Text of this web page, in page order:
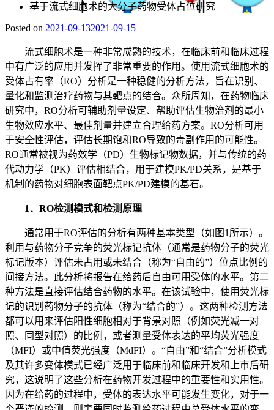
基于流式细胞术的大分子药物受体占位研究
Posted on 2021-09-132021-09-15
流式细胞术是一种非常成熟的技术，在临床前和临床过程
中有广泛的应用并发挥了非常重要的作用。使用流式细胞术的
受体占有率（RO）分析是一种稳健的分析方法，旨在识别、
量化和监测治疗药物与其靶点的结合。众所周知，在药物临床
研究中，RO分析可辅助剂量设定、帮助评估生物治剂的最小
生物效应水平、最佳剂量并建立合理给药方案。RO分析可用
于安全性评估，评估长期饱和RO导致的毒副作用的可能性。
RO通常被视为药效学（PD）生物标记物数据，并与传统的药
代动力学（PK）评估相结合，用于建模PK/PD关系，是基于
机制的药物对细胞表面靶点PK/PD建模的基石。
1．RO检测模式和检测原理
通常用于RO评估的分析有两种基本类型（如图1所示）。
利用与药物分子竞争的荧光标记抗体（通常是药物分子的荧光
标记版本）评估未占用或未结合（称为“自由的”）位点比例的
间接方法。此分析将报告在给药后自由可用受体的水平。第二
种方法是直接评估结合药物的水平。在该试验中，使用荧光标
记的识别药物分子的抗体（称为“结合的”）。这两种检测方法
都可以用来评估阳性细胞相对于背景对照（例如荧光减一对
照、同型对照）的比例，或者测量受体表达的平均荧光强度
（MFI）或中值荧光强度（MdFI）。“自由”和“结合”分析模式
及其许多变体模式已经广泛用于临床前和临床开发和上市后研
究，这说明了这些分析在药物开发过程中的重要性和实用性。
因为在给药的过程中，受体的表达水平可能发生变化，对于一